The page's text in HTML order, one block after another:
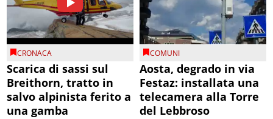
CRONACA
Scarica di sassi sul
Breithorn, tratto in
salvo alpinista ferito a
una gamba
COMUNI
Aosta, degrado in via
Festaz: installata una
telecamera alla Torre
del Lebbroso